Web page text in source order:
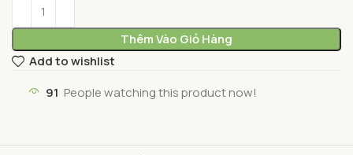
Thêm Vào Giỏ Hàng
Add to wishlist
91 People watching this product now!